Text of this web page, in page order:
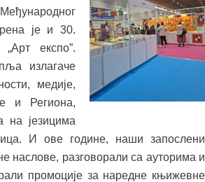
је и 30.
експо”.
излагаче
медије,
и Региона,
на језицима
И ове године, наши запослени
наслове, разговорали са ауторима и
промоције за наредне књижевне